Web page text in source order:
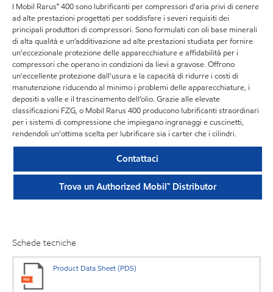
I Mobil Rarus™ 400 sono lubrificanti per compressori d'aria privi di cenere
ad alte prestazioni progettati per soddisfare i severi requisiti dei
principali produttori di compressori. Sono formulati con oli base minerali
di alta qualità e un’additivazione ad alte prestazioni studiata per fornire
un'eccezionale protezione delle apparecchiature e affidabilità per i
compressori che operano in condizioni da lievi a gravose. Offrono
un'eccellente protezione dall'usura e la capacità di ridurre i costi di
manutenzione riducendo al minimo i problemi delle apparecchiature, i
depositi a valle e il trascinamento dell’olio. Grazie alle elevate
classificazioni FZG, o Mobil Rarus 400 producono lubrificanti straordinari
per i sistemi di compressione che impiegano ingranaggi e cuscinetti,
rendendoli un'ottima scelta per lubrificare sia i carter che i cilindri.
Contattaci
Trova un Authorized Mobil™ Distributor
Schede tecniche
Product Data Sheet (PDS)